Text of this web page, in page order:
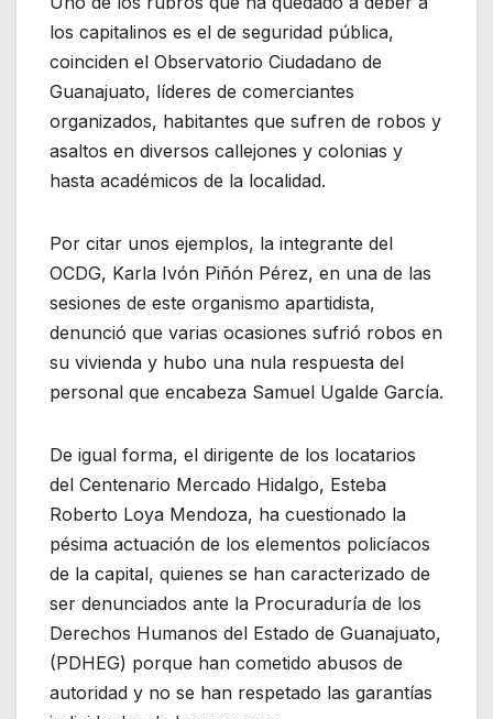
los capitalinos es el de seguridad pública,
coinciden el Observatorio Ciudadano de
Guanajuato, líderes de comerciantes
organizados, habitantes que sufren de robos y
asaltos en diversos callejones y colonias y
hasta académicos de la localidad.
Por citar unos ejemplos, la integrante del
OCDG, Karla Ivón Piñón Pérez, en una de las
sesiones de este organismo apartidista,
denunció que varias ocasiones sufrió robos en
su vivienda y hubo una nula respuesta del
personal que encabeza Samuel Ugalde García.
De igual forma, el dirigente de los locatarios
del Centenario Mercado Hidalgo, Esteba
Roberto Loya Mendoza, ha cuestionado la
pésima actuación de los elementos policíacos
de la capital, quienes se han caracterizado de
ser denunciados ante la Procuraduría de los
Derechos Humanos del Estado de Guanajuato,
(PDHEG) porque han cometido abusos de
autoridad y no se han respetado las garantías